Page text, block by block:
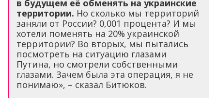
в будущем её обменять на украинские
территории. Но сколько мы территорий
заняли от России? 0,001 процента? И мы
хотели поменять на 20% украинской
территории? Во вторых, мы пытались
посмотреть на ситуацию глазами
Путина, но смотрели собственными
глазами. Зачем была эта операция, я не
понимаю», – сказал Битюков.